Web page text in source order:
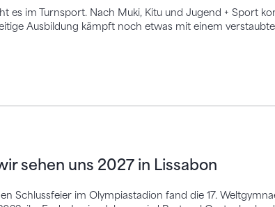
es im Turnsport. Nach Muki, Kitu und Jugend + Sport
Ausbildung kämpft noch etwas mit einem
sehen uns 2027 in Lissabon
Schlussfeier im Olympiastadion fand die 17.